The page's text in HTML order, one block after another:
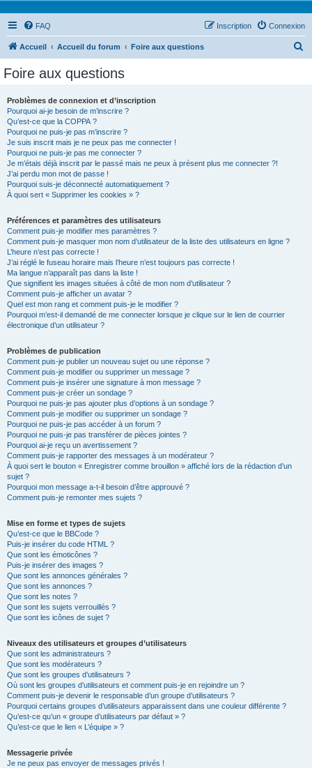
FAQ Connexion
Inscription
Accueil Accueil du forum Foire aux questions
Foire aux questions
Problèmes de connexion et d’inscription
Pourquoi ai-je besoin de m’inscrire ?
Qu’est-ce que la COPPA ?
Pourquoi ne puis-je pas m’inscrire ?
Je suis inscrit mais je ne peux pas me connecter !
Pourquoi ne puis-je pas me connecter ?
Je m’étais déjà inscrit par le passé mais ne peux à présent plus me connecter ?!
J’ai perdu mon mot de passe !
Pourquoi suis-je déconnecté automatiquement ?
À quoi sert « Supprimer les cookies » ?
Préférences et paramètres des utilisateurs
Comment puis-je modifier mes paramètres ?
Comment puis-je masquer mon nom d’utilisateur de la liste des utilisateurs en ligne ?
L’heure n’est pas correcte !
J’ai réglé le fuseau horaire mais l’heure n’est toujours pas correcte !
Ma langue n’apparaît pas dans la liste !
Que signifient les images situées à côté de mon nom d’utilisateur ?
Comment puis-je afficher un avatar ?
Quel est mon rang et comment puis-je le modifier ?
Pourquoi m’est-il demandé de me connecter lorsque je clique sur le lien de courrier
électronique d’un utilisateur ?
Problèmes de publication
Comment puis-je publier un nouveau sujet ou une réponse ?
Comment puis-je modifier ou supprimer un message ?
Comment puis-je insérer une signature à mon message ?
Comment puis-je créer un sondage ?
Pourquoi ne puis-je pas ajouter plus d’options à un sondage ?
Comment puis-je modifier ou supprimer un sondage ?
Pourquoi ne puis-je pas accéder à un forum ?
Pourquoi ne puis-je pas transférer de pièces jointes ?
Pourquoi ai-je reçu un avertissement ?
Comment puis-je rapporter des messages à un modérateur ?
À quoi sert le bouton « Enregistrer comme brouillon » affiché lors de la rédaction d’un
sujet ?
Pourquoi mon message a-t-il besoin d’être approuvé ?
Comment puis-je remonter mes sujets ?
Mise en forme et types de sujets
Qu’est-ce que le BBCode ?
Puis-je insérer du code HTML ?
Que sont les émoticônes ?
Puis-je insérer des images ?
Que sont les annonces générales ?
Que sont les annonces ?
Que sont les notes ?
Que sont les sujets verrouillés ?
Que sont les icônes de sujet ?
Niveaux des utilisateurs et groupes d’utilisateurs
Que sont les administrateurs ?
Que sont les modérateurs ?
Que sont les groupes d’utilisateurs ?
Où sont les groupes d’utilisateurs et comment puis-je en rejoindre un ?
Comment puis-je devenir le responsable d’un groupe d’utilisateurs ?
Pourquoi certains groupes d’utilisateurs apparaissent dans une couleur différente ?
Qu’est-ce qu’un « groupe d’utilisateurs par défaut » ?
Qu’est-ce que le lien « L’équipe » ?
Messagerie privée
Je ne peux pas envoyer de messages privés !